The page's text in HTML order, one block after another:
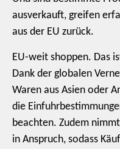
ausverkauft, greifen
aus der EU zurück.
EU-weit shoppen. Das
Dank der globalen
Waren aus Asien oder
die
beachten. Zudem
in Anspruch, sodass